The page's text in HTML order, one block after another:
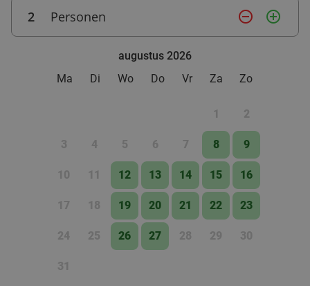
€9
2 Personen remove_circle_outline add_circle_outline
augustus 2026
Ma
Di Wo Do Vr Za Zo
1 2
3 4 5 6 7 8 9
10 11 12 13 14 15 16
17 18 19 20 21 22 23
24 25 26 27 28 29 30
31